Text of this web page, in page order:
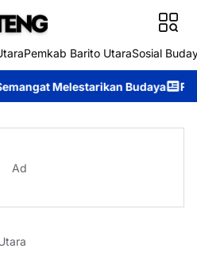
Pemkab Barito UtaraSosial
Festival Budaya Tira
Ad